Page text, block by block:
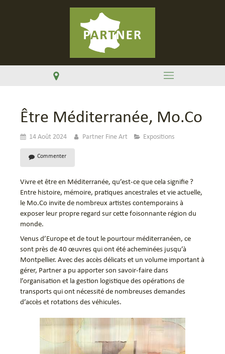
Être Méditerranée, Mo.Co
14 Août 2024 Partner Fine Art Expositions
Commenter
Vivre et être en Méditerranée, qu’est-ce que cela signifie ?
Entre histoire, mémoire, pratiques ancestrales et vie actuelle,
le Mo.Co invite de nombreux artistes contemporains à
exposer leur propre regard sur cette foisonnante région du
monde.
Venus d’Europe et de tout le pourtour méditerranéen, ce
sont près de 40 œuvres qui ont été acheminées jusqu’à
Montpellier. Avec des accès délicats et un volume important à
gérer, Partner a pu apporter son savoir-faire dans
l’organisation et la gestion logistique des opérations de
transports qui ont nécessité de nombreuses demandes
d’accès et rotations des véhicules.